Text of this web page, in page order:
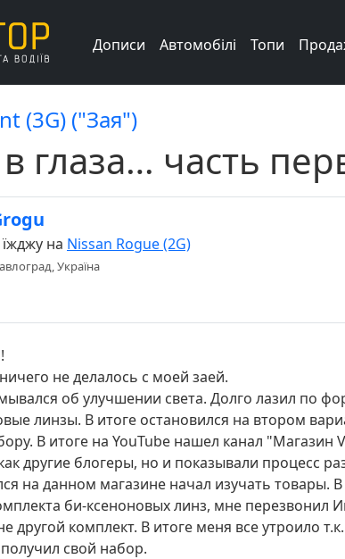
Дописи Автомобілі Топи
(3G) ("Зая")
глаза… часть
на Nissan Rogue (2G)
Україна
не делалось с моей заей.
об улучшении света. Долго лазил по
линзы. В итоге остановился на втором
В итоге на YouTube нашел канал
другие блогеры, но и показывали процесс
на данном магазине начал изучать товары.
би-ксеноновых линз, мне перезвонил
другой комплект. В итоге меня все утроило
свой набор.